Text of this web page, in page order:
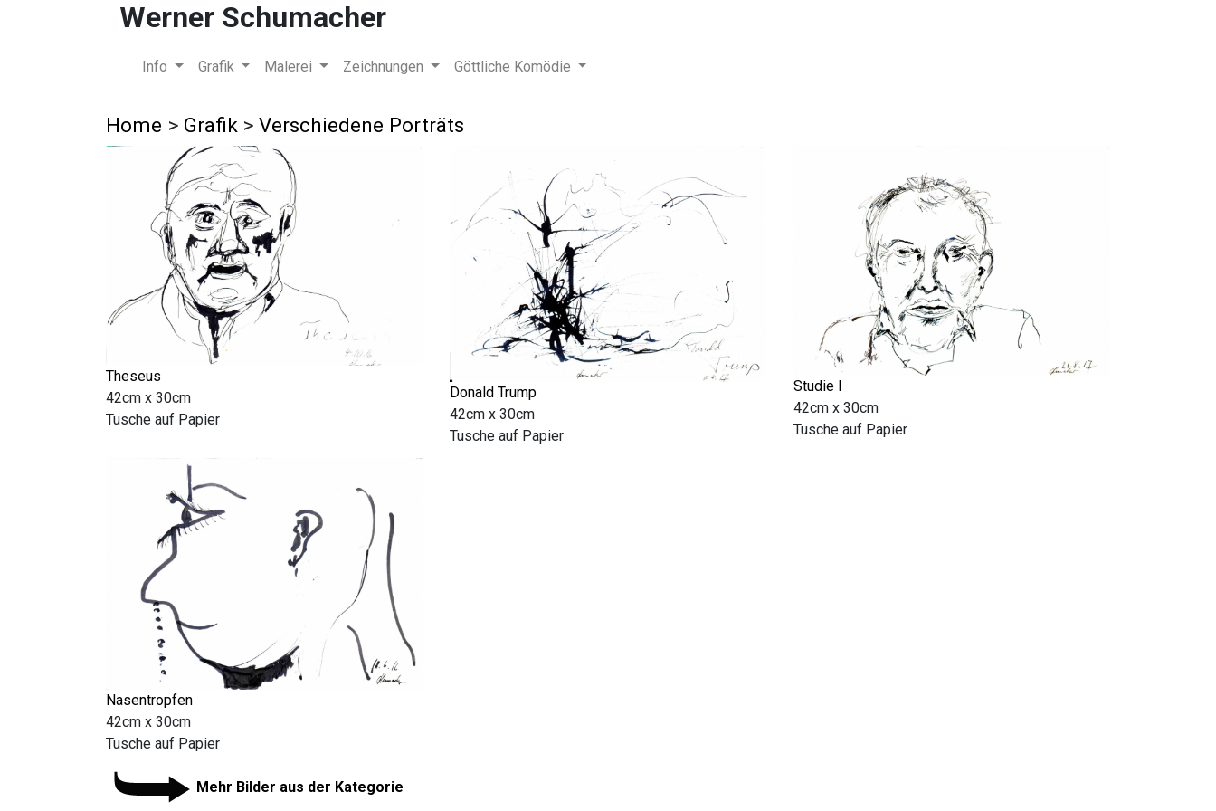
Werner Schumacher
Info Grafik Malerei Zeichnungen Göttliche Komödie
Home > Grafik > Verschiedene Porträts
Theseus
42cm x 30cm
Tusche auf Papier
Donald Trump
42cm x 30cm
Tusche auf Papier
Studie I
42cm x 30cm
Tusche auf Papier
Nasentropfen
42cm x 30cm
Tusche auf Papier
Mehr Bilder aus der Kategorie